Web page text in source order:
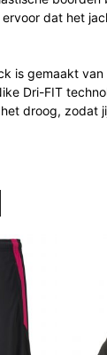
dat het
is gemaakt
Dri-FIT
droog, zodat